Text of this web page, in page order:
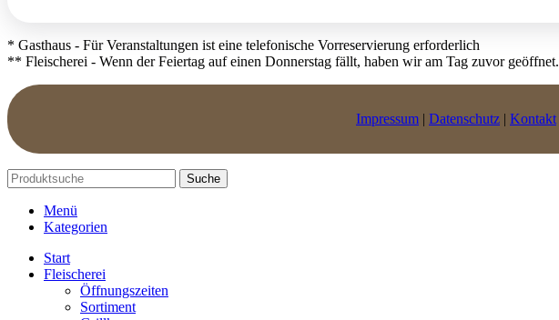
* Gasthaus - Für Veranstaltungen ist eine telefonische Vorreservierung erforderlich
** Fleischerei - Wenn der Feiertag auf einen Donnerstag fällt, haben wir am Tag zuvor geöffnet.
Impressum | Datenschutz | Kontakt
Suche
Menü
Kategorien
Start
Fleischerei
Öffnungszeiten
Sortiment